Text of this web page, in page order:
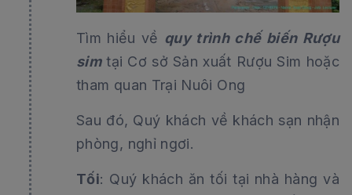
Tìm hiểu về quy trình chế biến Rượu
simtại Cơ sở Sản xuất Rượu Sim hoặc
tham quan Trại Nuôi Ong
Sau đó, Quý khách về khách sạn nhận
phòng, nghỉ ngơi.
Tối: Quý khách ăn tối tại nhà hàng và